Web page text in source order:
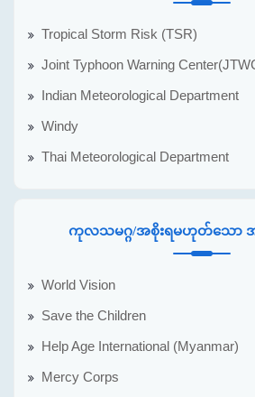
Tropical Storm Risk (TSR)
Joint Typhoon Warning
Indian Meteorological Department
Windy
Thai Meteorological Department
ကုလသမဂ္ဂ/အစိုးရမဟုတ်သော အ
World Vision
Save the Children
Help Age International (Myanmar)
Mercy Corps